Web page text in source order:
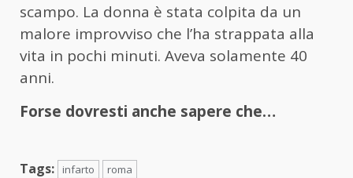
scampo. La donna è stata colpita da un
malore improvviso che l’ha strappata alla
vita in pochi minuti. Aveva solamente 40
anni.
Forse dovresti anche sapere che…
Tags: infarto roma